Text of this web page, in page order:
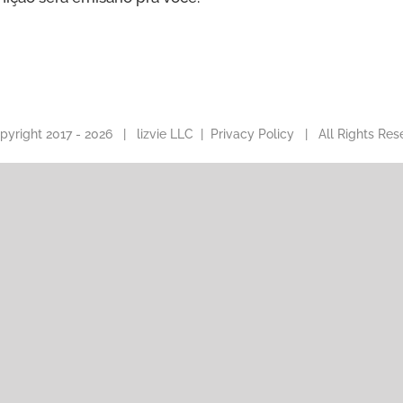
2017 - 2026 | lizvie LLC Privacy Policy | All Rights